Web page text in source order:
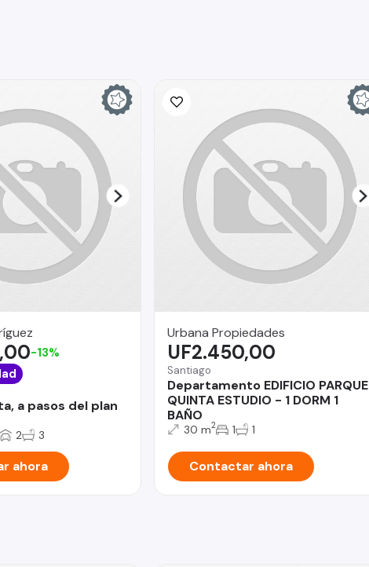
a pasos del plan
-13%
2 3
ahora
Urbana Propiedades
Santiago
Departamento EDIFICIO PARQUE
QUINTA ESTUDIO - 1 DORM 1
BAÑO
UF2.450,00
30 m2 1 1
Contactar ahora